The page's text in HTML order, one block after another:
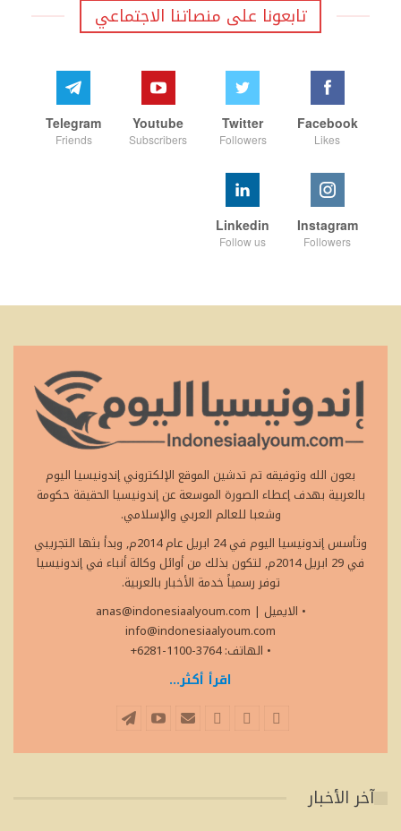
تابعونا على منصاتنا الاجتماعي
Facebook
Likes
Twitter
Followers
Youtube
Subscribers
Telegram
Friends
Instagram
Followers
Linkedin
Follow us
بعون الله وتوفيقه تم تدشين الموقع الإلكتروني إندونيسيا اليوم
بالعربية بهدف إعطاء الصورة الموسعة عن إندونيسيا الحقيقة حكومة
وشعبا للعالم العربي والإسلامي.
وتأسس إندونيسيا اليوم في 24 ابريل عام 2014م, وبدأ بثها التجريبي
في 29 ابريل 2014م, لتكون بذلك من أوائل وكالة أنباء في إندونيسيا
توفر رسمياً خدمة الأخبار بالعربية.
• الايميل
anas@indonesiaalyoum.com |
info@indonesiaalyoum.com
• الهاتف: 3764-1100-6281+
اقرأ أكثر...
آخر الأخبار